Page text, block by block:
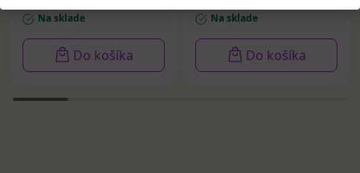
Na sklade
Do košíka
Na sklade
Do košíka